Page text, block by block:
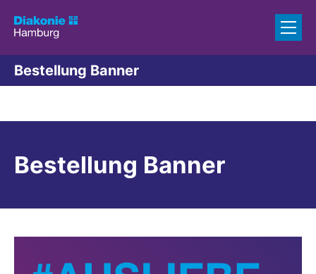
Bestellung Banner
Bestellung Banner